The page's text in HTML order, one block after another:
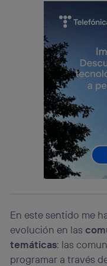
En este sentido me
evolución en las
temáticas: las
programar a través
operadora de
información de la
telecomunicaciones
(p. ej., número de
Este identificador se
lo que cualquier
consienta el uso de
identificador.
Si utilizas una
el marketing o
actividades de
que hayan dado
Si utilizasdatos
personalizado, ya
“Administrar Utiq” en
visitando el portal de
(“consenthub”)
.
la política de